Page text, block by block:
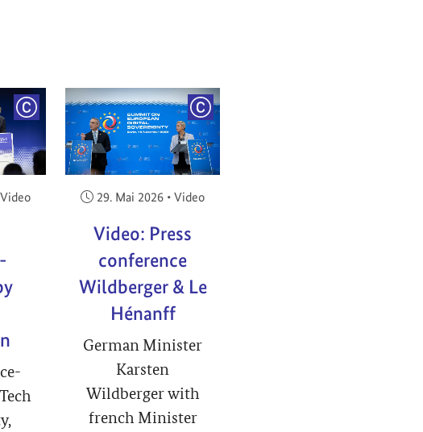
COPYRIGHT
Video
COPYRIGHT
Veröffentlicht am:
29. Mai 2026 • Video
Video: Press
conference
Wildberger & Le
Hénanff
German Minister
Karsten
Wildberger with
french Minister